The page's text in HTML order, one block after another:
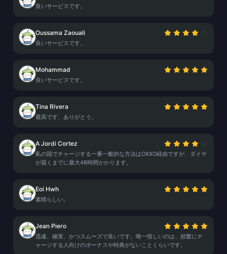
良いサービスです。
Oussama Zaouali
良いサービスです。
Mohammad
良いサービスです。
Tina Rivera
最高です、ありがとう。
A Jordi Cortez
私の国でチャージする一番一般的な方法はOXXO経由ですが、ダイヤ
が届くまでに最大48時間かかります。
Eoi Hwh
素晴らしい。
Jean Piero
迅速、確実、かつスムーズで良いです。唯一惜しいのは、頻繁にチ
ャージする人向けのボーナスや特典がないことくらいです。